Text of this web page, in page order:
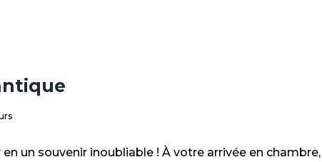
un souvenir inoubliable ! À votre arrivée en